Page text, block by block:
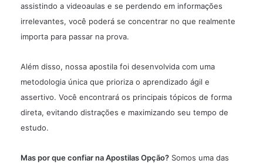
assistindo a videoaulas e se perdendo em informações
irrelevantes, você poderá se concentrar no que realmente
importa para passar na prova.
Além disso, nossa apostila foi desenvolvida com uma
metodologia única que prioriza o aprendizado ágil e
assertivo. Você encontrará os principais tópicos de forma
direta, evitando distrações e maximizando seu tempo de
estudo.
Mas por que confiar na Apostilas Opção? Somos uma das